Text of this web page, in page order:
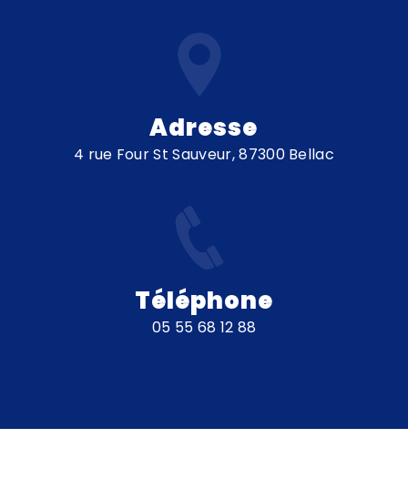
Adresse
4 rue Four St Sauveur, 87300 Bellac
Téléphone
05 55 68 12 88